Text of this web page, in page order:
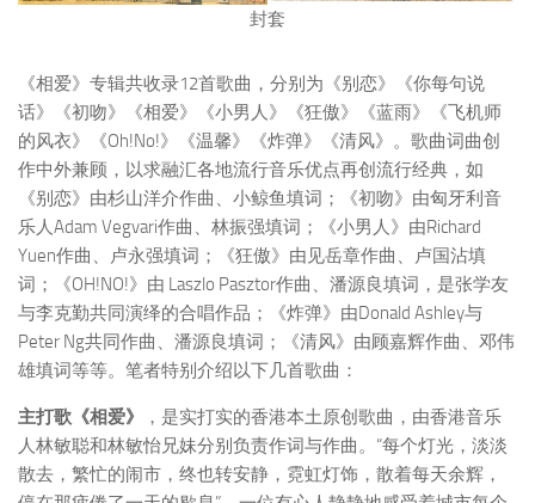
封套
《相爱》专辑共收录12首歌曲，分别为《别恋》《你每句说
话》《初吻》《相爱》《小男人》《狂傲》《蓝雨》《飞机师
的风衣》《Oh!No!》《温馨》《炸弹》《清风》。歌曲词曲创
作中外兼顾，以求融汇各地流行音乐优点再创流行经典，如
《别恋》由杉山洋介作曲、小鲸鱼填词；《初吻》由匈牙利音
乐人Adam Vegvari作曲、林振强填词；《小男人》由Richard
Yuen作曲、卢永强填词；《狂傲》由见岳章作曲、卢国沾填
词；《OH!NO!》由 Laszlo Pasztor作曲、潘源良填词，是张学友
与李克勤共同演绎的合唱作品；《炸弹》由Donald Ashley与
Peter Ng共同作曲、潘源良填词；《清风》由顾嘉辉作曲、邓伟
雄填词等等。笔者特别介绍以下几首歌曲：
主打歌《相爱》
，是实打实的香港本土原创歌曲，由香港音乐
人林敏聪和林敏怡兄妹分别负责作词与作曲。“每个灯光，淡淡
散去，繁忙的闹市，终也转安静，霓虹灯饰，散着每天余辉，